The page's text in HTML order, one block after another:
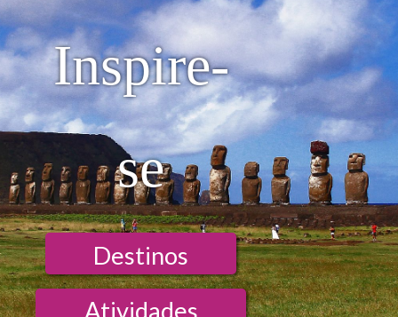
Inspire-
se
Destinos
Atividades